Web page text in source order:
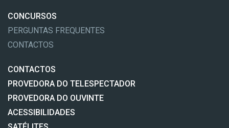
CONCURSOS
PERGUNTAS FREQUENTES
CONTACTOS
CONTACTOS
PROVEDORA DO TELESPECTADOR
PROVEDORA DO OUVINTE
ACESSIBILIDADES